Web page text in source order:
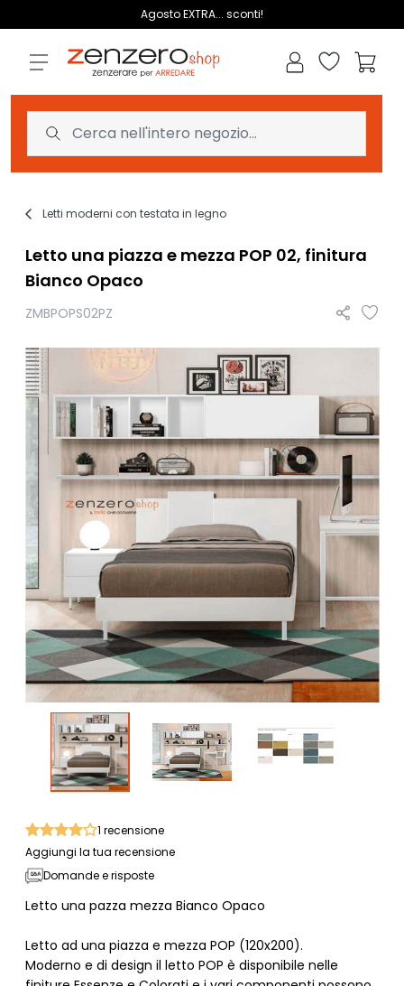
Agosto EXTRA... sconti!
Lista dei
Letti moderni con testata in legno
Letto una piazza e mezza POP 02, finitura
Bianco Opaco
ZMBPOPS02PZ
1 recensione
Aggiungi la tua recensione
Domande e risposte
Letto una pazza mezza Bianco Opaco
Letto ad una piazza e mezza POP (120x200).
Moderno e di design il letto POP è disponibile nelle